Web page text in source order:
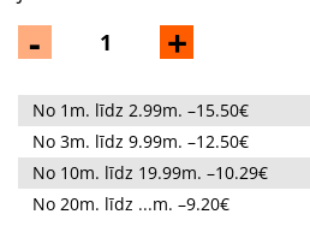
- +
No 1m. līdz 2.99m. –15.50€
No 3m. līdz 9.99m. –12.50€
No 10m. līdz 19.99m. –10.29€
No 20m. līdz ...m. –9.20€